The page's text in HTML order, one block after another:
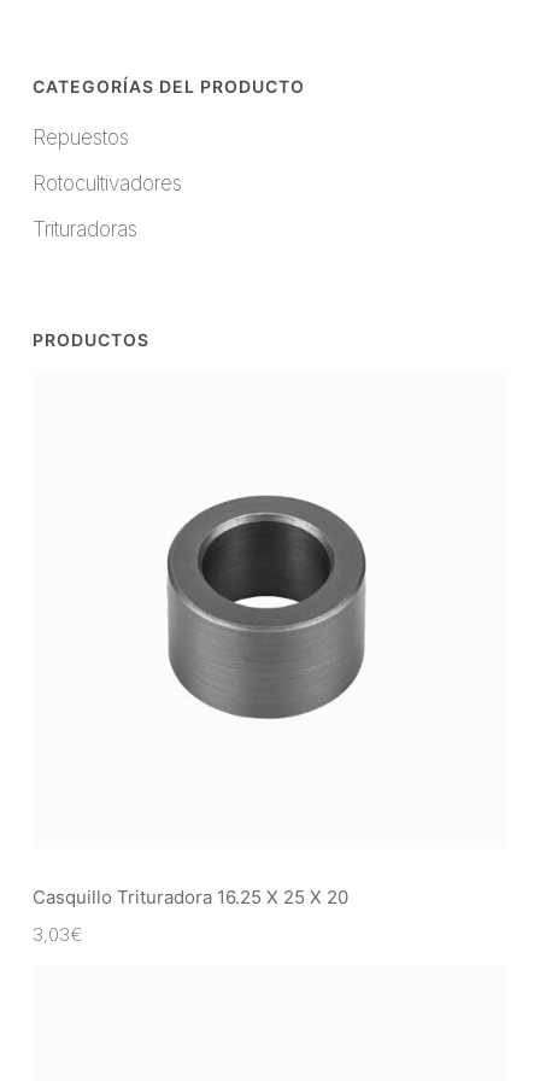
CATEGORÍAS DEL PRODUCTO
Repuestos
Rotocultivadores
Trituradoras
PRODUCTOS
Casquillo Trituradora 16.25 X 25 X 20
3,03€